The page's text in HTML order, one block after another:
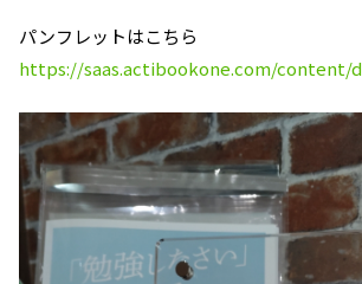
パンフレットはこちら
https://saas.actibookone.com/content/